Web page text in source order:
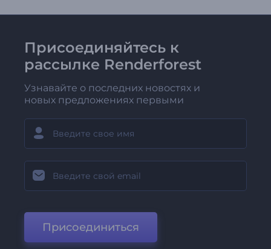
Присоединяйтесь к
рассылке Renderforest
Узнавайте о последних новостях и
новых предложениях первыми
Присоединиться